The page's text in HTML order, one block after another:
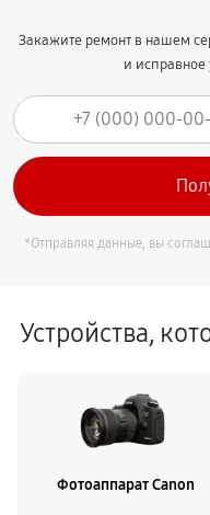
Закажите ремонт в нашем
и исправное
*Отправляя данные, вы
Устройства,
Фотоаппарат Canon